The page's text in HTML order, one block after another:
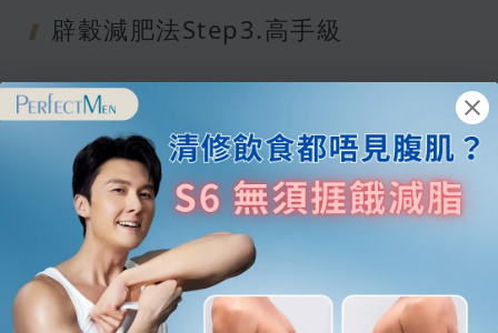
辟穀減肥法Step3.高手級
最後一步是再一次地減少食物攝入，飲食控制
可以嘗試完全不進食固體食物，只飲用水或少
量果汁，持續1-2天，從而徹底清理體內毒素，
達到最佳的排毒效果。